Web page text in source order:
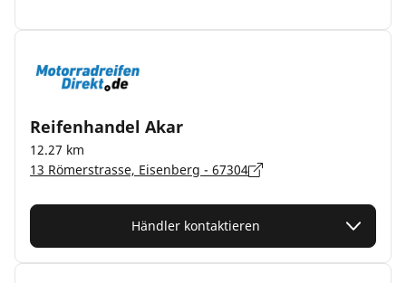
Reifenhandel Akar
12.27 km
13 Römerstrasse, Eisenberg - 67304
Händler kontaktieren